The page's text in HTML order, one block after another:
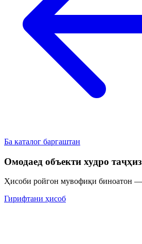
Ба каталог баргаштан
Омодаед объекти худро
Ҳисоби ройгон мувофиқи биноатон —
Гирифтани ҳисоб